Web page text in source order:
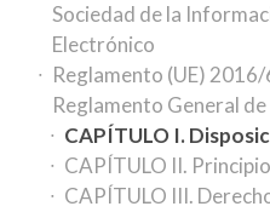
Sociedad de la
Electrónico
Reglamento (UE)
Reglamento General
CAPÍTULO I.
CAPÍTULO II.
CAPÍTULO III.